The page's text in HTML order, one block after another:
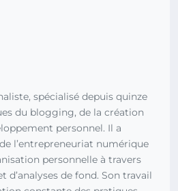
spécialisé depuis quinze
du blogging, de la création
personnel. Il a
l’entrepreneuriat numérique
personnelle à travers
d’analyses de fond. Son travail